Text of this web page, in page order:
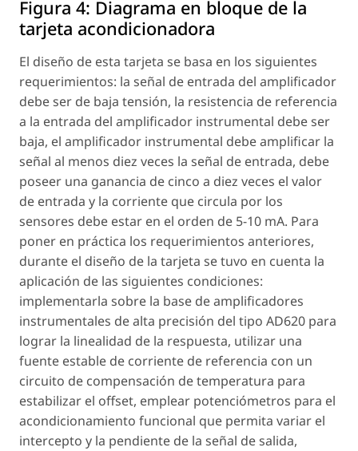
Figura 4: Diagrama en bloque de la
tarjeta acondicionadora
El diseño de esta tarjeta se basa en los siguientes
requerimientos: la señal de entrada del amplificador
debe ser de baja tensión, la resistencia de referencia
a la entrada del amplificador instrumental debe ser
baja, el amplificador instrumental debe amplificar la
señal al menos diez veces la señal de entrada, debe
poseer una ganancia de cinco a diez veces el valor
de entrada y la corriente que circula por los
sensores debe estar en el orden de 5-10 mA. Para
poner en práctica los requerimientos anteriores,
durante el diseño de la tarjeta se tuvo en cuenta la
aplicación de las siguientes condiciones:
implementarla sobre la base de amplificadores
instrumentales de alta precisión del tipo AD620 para
lograr la linealidad de la respuesta, utilizar una
fuente estable de corriente de referencia con un
circuito de compensación de temperatura para
estabilizar el offset, emplear potenciómetros para el
acondicionamiento funcional que permita variar el
intercepto y la pendiente de la señal de salida,